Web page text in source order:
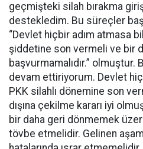
geçmişteki silah bırakma
destekledim. Bu süreçler
“Devlet hiçbir adım atmasa
şiddetine son vermeli ve bir
başvurmamalıdır.” olmuştur.
devam ettiriyorum. Devlet
PKK silahlı dönemine son
dışına çekilme kararı iyi
bir daha geri dönmemek
tövbe etmelidir. Gelinen